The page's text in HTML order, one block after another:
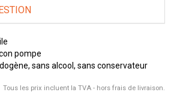
pompe
sans alcool, sans conservateur
Tous les prix incluent la TVA - hors frais de livraison.